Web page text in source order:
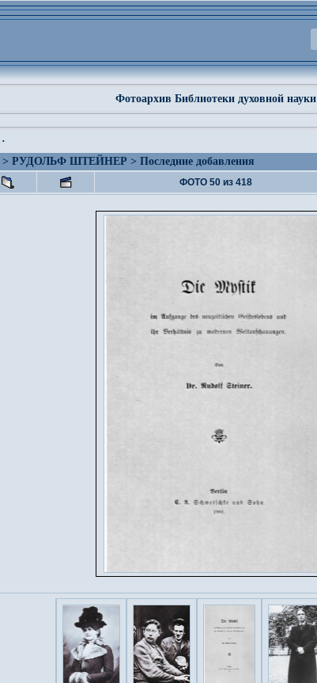
Фотоархив Библиотеки духовной науки
·
> РУДОЛЬФ ШТЕЙНЕР > Последние добавления
ФОТО 50 из 418